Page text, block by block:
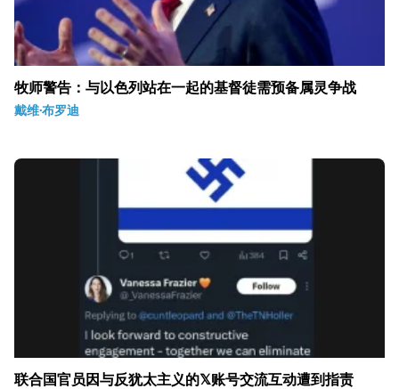
牧师警告：与以色列站在一起的基督徒需预备属灵争战
戴维·布罗迪
联合国官员因与反犹太主义的𝕏账号交流互动遭到指责